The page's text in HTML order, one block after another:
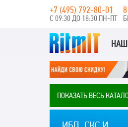
+7 (495) 792-80-01
С 09:30 ДО 18:30 ПН-ПТ
ПОКАЗАТЬ ВЕСЬ